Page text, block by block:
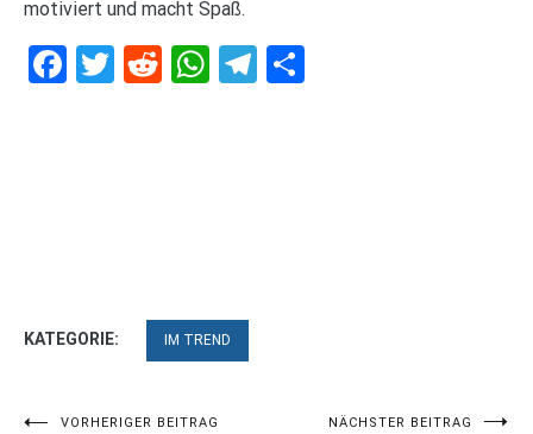
motiviert und macht Spaß.
Facebook
Twitter
RedditWhatsApp
Telegram
KATEGORIE: IM TREND
VORHERIGER BEITRAG NÄCHSTER BEITRAG